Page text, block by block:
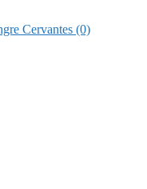
Cervantes (0)